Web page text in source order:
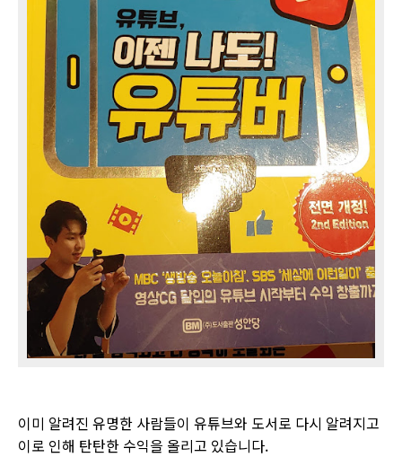
이미 알려진 유명한 사람들이 유튜브와 도서로 다시 알려지고
이로 인해 탄탄한 수익을 올리고 있습니다.